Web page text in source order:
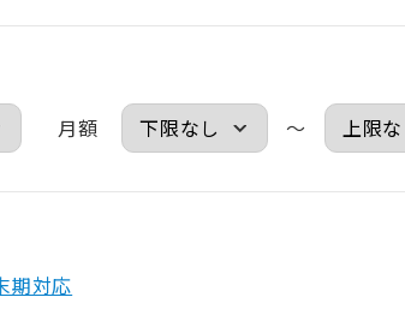
月額 ～
期対応